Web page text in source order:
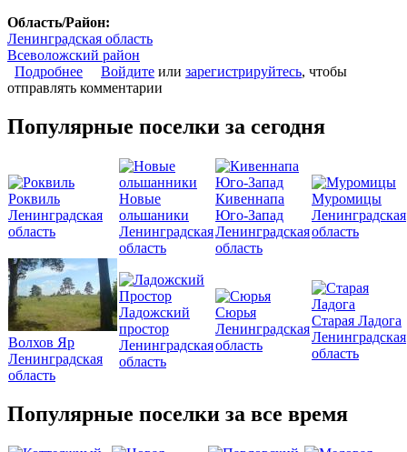
Область/Район:
Ленинградская область
Всеволожский район
Подробнее о Коттеджный поселок «Звездное»
Войдите или зарегистрируйтесь, чтобы
отправлять комментарии
Популярные поселки за сегодня
Роквиль
Ленинградская
область
Новые
ольшаники
Ленинградская
область
Кивеннапа
Юго-Запад
Ленинградская
область
Муромицы
Ленинградская
область
Волхов Яр
Ленинградская
область
Ладожский
простор
Ленинградская
область
Сюрья
Ленинградская
область
Старая Ладога
Ленинградская
область
Популярные поселки за все время